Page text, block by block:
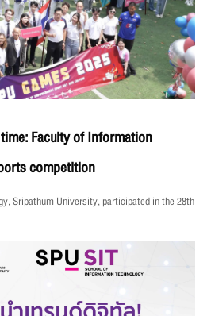
Faculty of Information
competition
Sripathum University, participated in the 28th